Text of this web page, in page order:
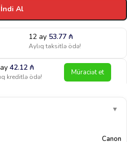
İndi Al
12 ay 53.77 ₼
Aylıq taksitlə ödə!
42.12₼
kreditlə ödə! Müraciət et
▼
Canon